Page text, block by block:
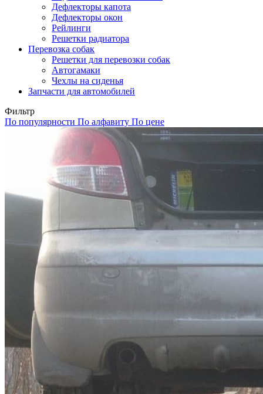
Дефлекторы капота
Дефлекторы окон
Рейлинги
Решетки радиатора
Перевозка собак
Решетки для перевозки собак
Автогамаки
Чехлы на сиденья
Запчасти для автомобилей
Фильтр
По популярности По алфавиту По цене